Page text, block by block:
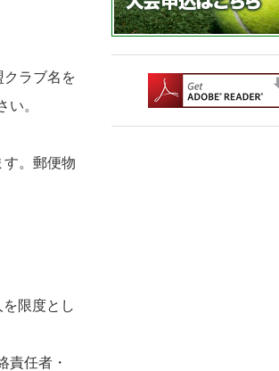
クラブ名を
。
す。郵便物
限度とし
責任者・